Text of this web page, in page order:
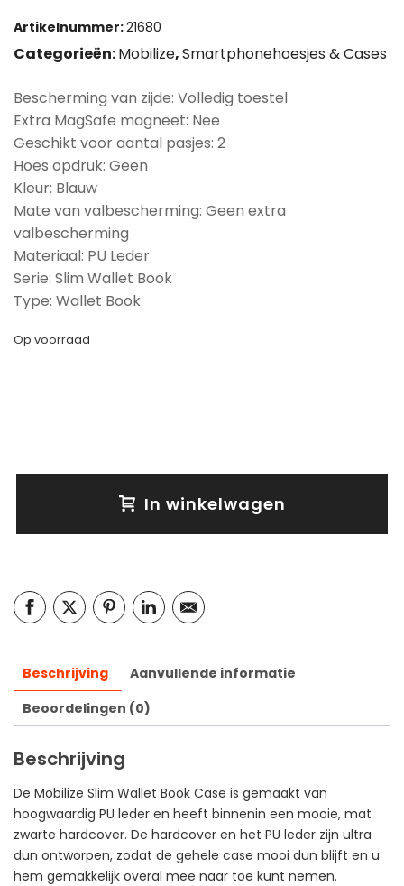
Artikelnummer:21680
Categorieën:Mobilize,Smartphonehoesjes & Cases
Bescherming van zijde: Volledig toestel
Extra MagSafe magneet: Nee
Geschikt voor aantal pasjes: 2
Hoes opdruk: Geen
Kleur: Blauw
Mate van valbescherming: Geen extra
valbescherming
Materiaal: PU Leder
Serie: Slim Wallet Book
Type: Wallet Book
Op voorraad
In winkelwagen
Beschrijving
Aanvullende informatie
Beoordelingen (0)
Beschrijving
De Mobilize Slim Wallet Book Case is gemaakt van
hoogwaardig PU leder en heeft binnenin een mooie, mat
zwarte hardcover. De hardcover en het PU leder zijn ultra
dun ontworpen, zodat de gehele case mooi dun blijft en u
hem gemakkelijk overal mee naar toe kunt nemen.